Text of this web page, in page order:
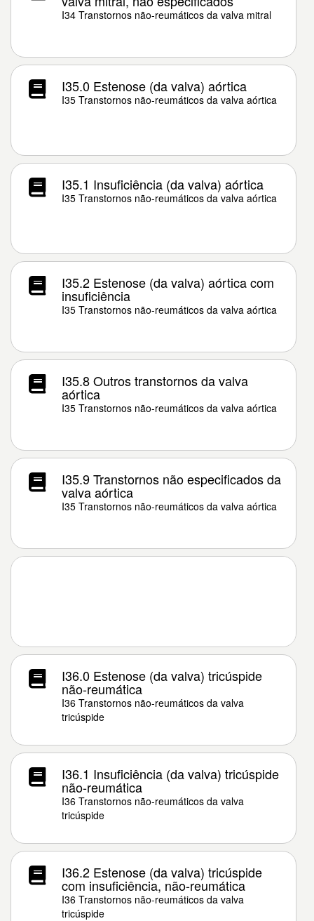
I34 Transtornos não-reumáticos da valva mitral
I35.0 Estenose (da valva) aórtica
I35 Transtornos não-reumáticos da valva aórtica
I35.1 Insuficiência (da valva) aórtica
I35 Transtornos não-reumáticos da valva aórtica
I35.2 Estenose (da valva) aórtica com
insuficiência
I35 Transtornos não-reumáticos da valva aórtica
I35.8 Outros transtornos da valva
aórtica
I35 Transtornos não-reumáticos da valva aórtica
I35.9 Transtornos não especificados da
valva aórtica
I35 Transtornos não-reumáticos da valva aórtica
I36.0 Estenose (da valva) tricúspide
não-reumática
I36 Transtornos não-reumáticos da valva
tricúspide
I36.1 Insuficiência (da valva) tricúspide
não-reumática
I36 Transtornos não-reumáticos da valva
tricúspide
I36.2 Estenose (da valva) tricúspide
com insuficiência, não-reumática
I36 Transtornos não-reumáticos da valva
tricúspide